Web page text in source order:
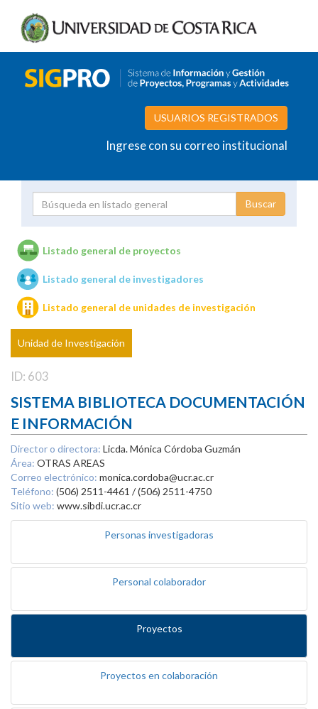
USUARIOS REGISTRADOS
Ingrese con su correo institucional
Unidades de investigación
Listado general de proyectos
Listado general de investigadores
Listado general de unidades de investigación
Unidad de Investigación
ID: 603
SISTEMA BIBLIOTECA DOCUMENTACIÓN
E INFORMACIÓN
Director o directora: Licda. Mónica Córdoba Guzmán
Área: OTRAS AREAS
Correo electrónico: monica.cordoba@ucr.ac.cr
Teléfono: (506) 2511-4461 / (506) 2511-4750
Sitio web: www.sibdi.ucr.ac.cr
Personas investigadoras
Personal colaborador
Proyectos
Proyectos en colaboración